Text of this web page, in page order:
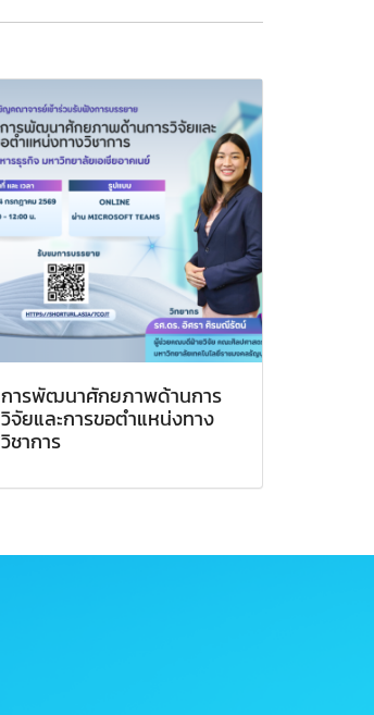
การพัฒนาศักยภาพด้านการ
วิจัยและการขอตำแหน่งทาง
วิชาการ